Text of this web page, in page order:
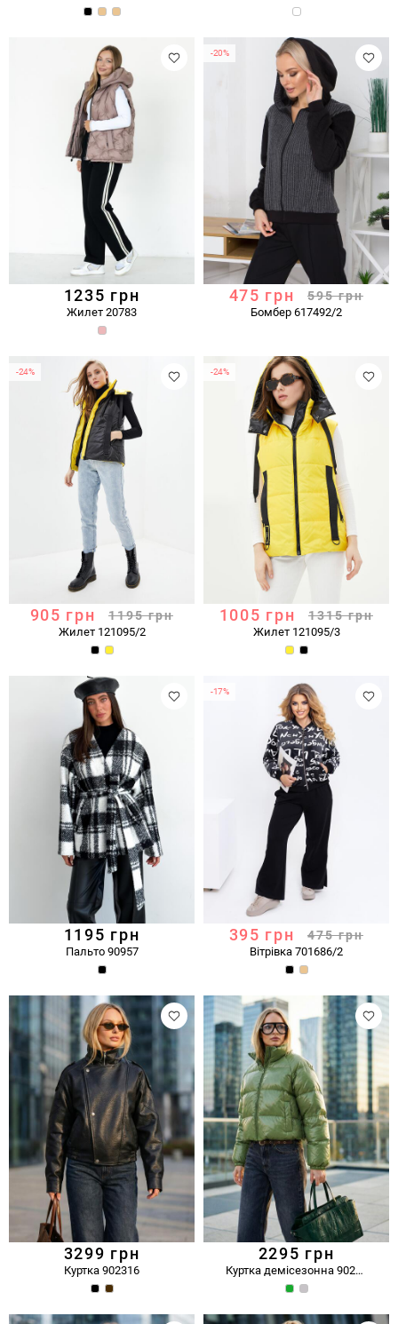
1235 грн
Жилет 20783
-20%
475 грн 595 грн
Бомбер 617492/2
-24%
905 грн 1195 грн
Жилет 121095/2
-24%
1005 грн 1315 грн
Жилет 121095/3
1195 грн
Пальто 90957
-17%
395 грн 475 грн
Вітрівка 701686/2
3299 грн
Куртка 902316
2295 грн
Куртка демісезонна 902293